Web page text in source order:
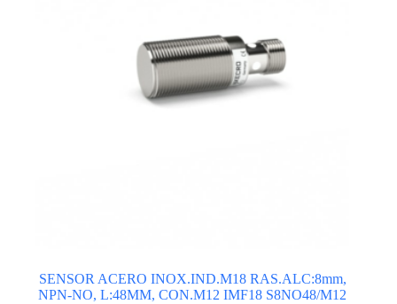
SENSOR ACERO INOX.IND.M18 RAS.ALC:8mm,
NPN-NO, L:48MM, CON.M12 IMF18 S8NO48/M12